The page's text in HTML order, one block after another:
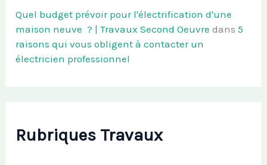
Quel budget prévoir pour l'électrification d'une
maison neuve ? | Travaux Second Oeuvre dans5
raisons qui vous obligent à contacter un
électricien professionnel
Rubriques Travaux